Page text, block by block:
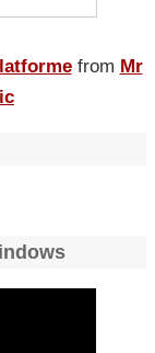
from Mr